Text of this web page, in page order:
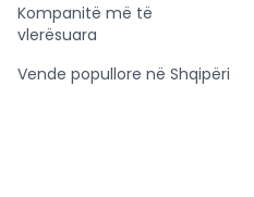
Kompanitë më të
vlerësuara
Vende popullore në Shqipëri